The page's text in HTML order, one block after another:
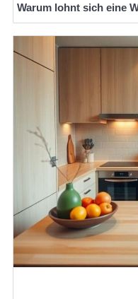
Warum lohnt sich eine